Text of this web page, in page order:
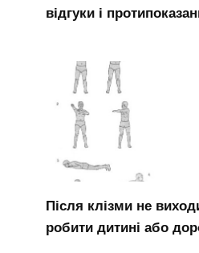
відгуки і
Після клізми не
робити дитині або